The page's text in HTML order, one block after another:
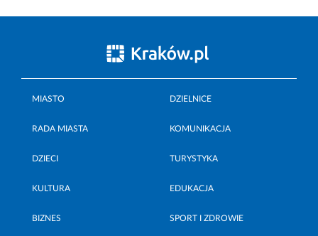
MIASTO DZIELNICE
RADA MIASTA KOMUNIKACJA
DZIECI TURYSTYKA
KULTURA EDUKACJA
BIZNES SPORT I ZDROWIE